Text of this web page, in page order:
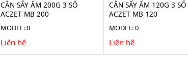
CÂN SẤY ẨM 200G 3 SỐ
ACZET MB 200
MODEL: 0
Liên hệ
CÂN SẤY ẨM 120G 3 SỐ
ACZET MB 120
MODEL: 0
Liên hệ